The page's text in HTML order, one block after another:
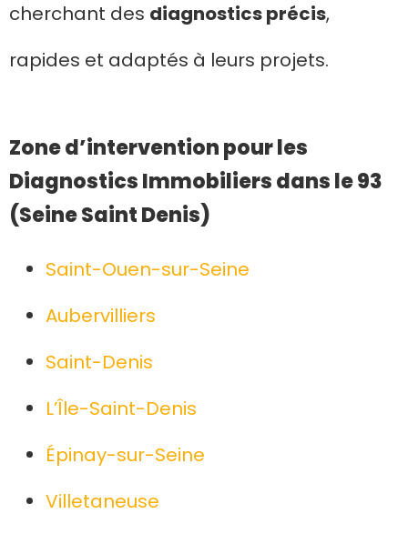
cherchant des diagnostics précis,
rapides et adaptés à leurs projets.
Zone d’intervention pour les
Diagnostics Immobiliers dans le 93
(Seine Saint Denis)
Saint-Ouen-sur-Seine
Aubervilliers
Saint-Denis
L’Île-Saint-Denis
Épinay-sur-Seine
Villetaneuse